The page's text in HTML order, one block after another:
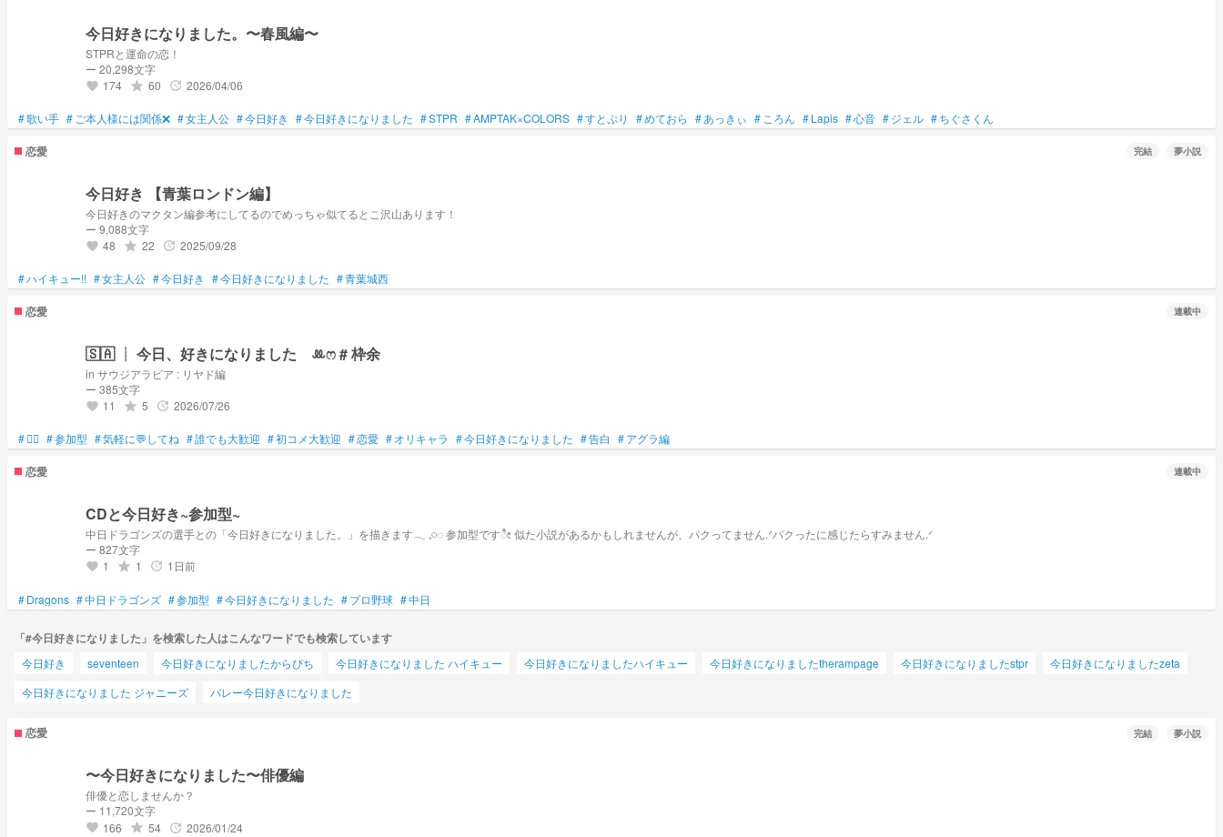
今日好きになりました。〜春風編〜
STPRと運命の恋！
ー 20,298文字
favorite 174 grade 60 update 2026/04/06
#歌い手 # ご本人様には関係❌ #女主人公 #今日好き #今日好きになりました #STPR #AMPTAK×COLORS #すとぷり #めておら #あっきぃ # ころん #Lapis #心音 #ジェル #ちぐさくん
恋愛 完結 夢小説
今日好き 【青葉ロンドン編】
今日好きのマクタン編参考にしてるのでめっちゃ似てるとこ沢山あります！
ー 9,088文字
favorite 48 grade 22 update 2025/09/28
#ハイキュー!! #女主人公 #今日好き #今日好きになりました #青葉城西
恋愛 連載中
🇸🇦 ┊︎ 今日、好きになりました ꔛ‬ෆ # 枠余
in サウジアラビア : リヤド編
ー 385文字
favorite 11 grade 5 update 2026/07/26
#🪉🫍 #参加型 #気軽に💬してね #誰でも大歓迎 #初コメ大歓迎 #恋愛 #オリキャラ #今日好きになりました #告白 #アグラ編
恋愛 連載中
CDと今日好き~参加型~
ー 827文字
favorite 1 grade 1 update 1日前
#Dragons #中日ドラゴンズ #参加型 #今日好きになりました #プロ野球 #中日
「#今日好きになりました」を検索した人はこんなワードでも検索しています
今日好き seventeen 今日好きになりましたからぴち 今日好きになりました ハイキュー 今日好きになりましたハイキュー 今日好きになりましたtherampage 今日好きになりましたstpr
今日好きになりましたzeta
今日好きになりました ジャニーズ
バレー今日好きになりました
恋愛 完結 夢小説
〜今日好きになりました〜俳優編
俳優と恋しませんか？
ー 11,720文字
favorite 166 grade 54 update 2026/01/24